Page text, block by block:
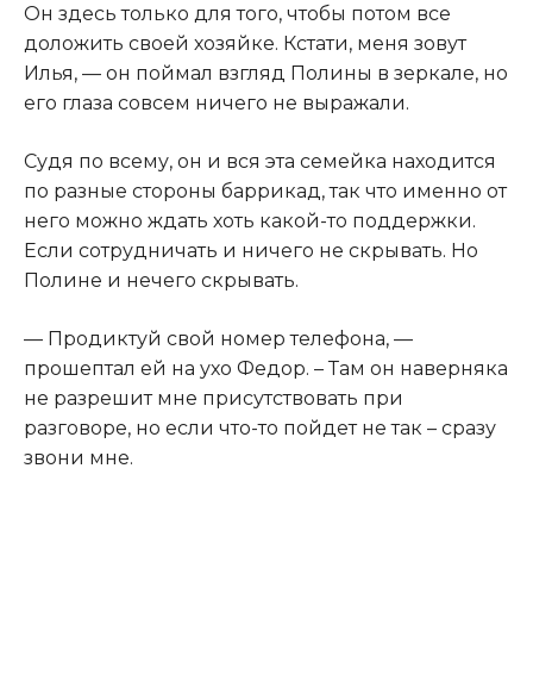
Он здесь только для того, чтобы потом все
доложить своей хозяйке. Кстати, меня зовут
Илья, — он поймал взгляд Полины в зеркале, но
его глаза совсем ничего не выражали.​
​Судя по всему, он и вся эта семейка находится
по разные стороны баррикад, так что именно от
него можно ждать хоть какой-то поддержки.
Если сотрудничать и ничего не скрывать. Но
Полине и нечего скрывать.​
​— Продиктуй свой номер телефона, —
прошептал ей на ухо Федор. – Там он наверняка
не разрешит мне присутствовать при
разговоре, но если что-то пойдет не так – сразу
звони мне.​